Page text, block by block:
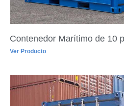
Contenedor Marítimo de 10
Ver Producto